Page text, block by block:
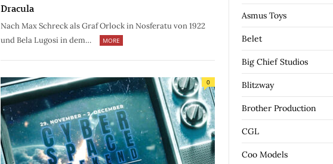
Dracula
Nach Max Schreck als Graf Orlock in Nosferatu von 1922
und Bela Lugosi in dem…
MORE
0
Asmus Toys
Belet
Big Chief Studios
Blitzway
Brother Production
CGL
Coo Models